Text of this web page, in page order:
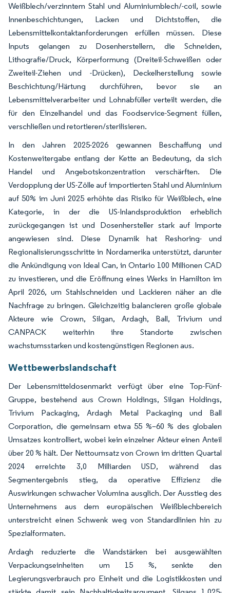
Weißblech/verzinntem Stahl und Aluminiumblech/-coil, sowie
Innenbeschichtungen, Lacken und Dichtstoffen, die
Lebensmittelkontaktanforderungen erfüllen müssen. Diese
Inputs gelangen zu Dosenherstellern, die Schneiden,
Lithografie/Druck, Körperformung (Dreiteil-Schweißen oder
Zweiteil-Ziehen und -Drücken), Deckelherstellung sowie
Beschichtung/Härtung durchführen, bevor sie an
Lebensmittelverarbeiter und Lohnabfüller verteilt werden, die
für den Einzelhandel und das Foodservice-Segment füllen,
verschließen und retortieren/sterilisieren.
In den Jahren 2025-2026 gewannen Beschaffung und
Kostenweitergabe entlang der Kette an Bedeutung, da sich
Handel und Angebotskonzentration verschärften. Die
Verdopplung der US-Zölle auf importierten Stahl und Aluminium
auf 50% im Juni 2025 erhöhte das Risiko für Weißblech, eine
Kategorie, in der die US-Inlandsproduktion erheblich
zurückgegangen ist und Dosenhersteller stark auf Importe
angewiesen sind. Diese Dynamik hat Reshoring- und
Regionalisierungsschritte in Nordamerika unterstützt, darunter
die Ankündigung von Ideal Can, in Ontario 100 Millionen CAD
zu investieren, und die Eröffnung eines Werks in Hamilton im
April 2026, um Stahlschneiden und Lackieren näher an die
Nachfrage zu bringen. Gleichzeitig balancieren große globale
Akteure wie Crown, Silgan, Ardagh, Ball, Trivium und
CANPACK weiterhin ihre Standorte zwischen
wachstumsstarken und kostengünstigen Regionen aus.
Wettbewerbslandschaft
Der Lebensmitteldosenmarkt verfügt über eine Top-Fünf-
Gruppe, bestehend aus Crown Holdings, Silgan Holdings,
Trivium Packaging, Ardagh Metal Packaging und Ball
Corporation, die gemeinsam etwa 55 %–60 % des globalen
Umsatzes kontrolliert, wobei kein einzelner Akteur einen Anteil
über 20 % hält. Der Nettoumsatz von Crown im dritten Quartal
2024 erreichte 3,0 Milliarden USD, während das
Segmentergebnis stieg, da operative Effizienz die
Auswirkungen schwacher Volumina ausglich. Der Ausstieg des
Unternehmens aus dem europäischen Weißblechbereich
unterstreicht einen Schwenk weg von Standardlinien hin zu
Spezialformaten.
Ardagh reduzierte die Wandstärken bei ausgewählten
Verpackungseinheiten um 15 %, senkte den
Legierungsverbrauch pro Einheit und die Logistikkosten und